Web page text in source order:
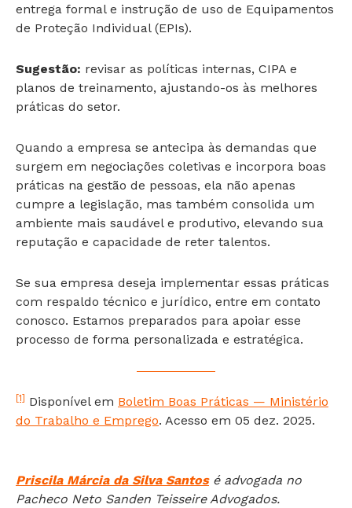
entrega formal e instrução de uso de Equipamentos
de Proteção Individual (EPIs).
Sugestão: revisar as políticas internas, CIPA e
planos de treinamento, ajustando-os às melhores
práticas do setor.
Quando a empresa se antecipa às demandas que
surgem em negociações coletivas e incorpora boas
práticas na gestão de pessoas, ela não apenas
cumpre a legislação, mas também consolida um
ambiente mais saudável e produtivo, elevando sua
reputação e capacidade de reter talentos.
Se sua empresa deseja implementar essas práticas
com respaldo técnico e jurídico, entre em contato
conosco. Estamos preparados para apoiar esse
processo de forma personalizada e estratégica.
[1] Disponível em Boletim Boas Práticas — Ministério
do Trabalho e Emprego. Acesso em 05 dez. 2025.
Priscila Márcia da Silva Santosé advogada no
Pacheco Neto Sanden Teisseire Advogados.